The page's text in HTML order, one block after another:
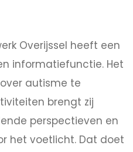
Overijssel heeft een
informatiefunctie. Het
autisme te
brengt zij
perspectieven en
het voetlicht. Dat doet